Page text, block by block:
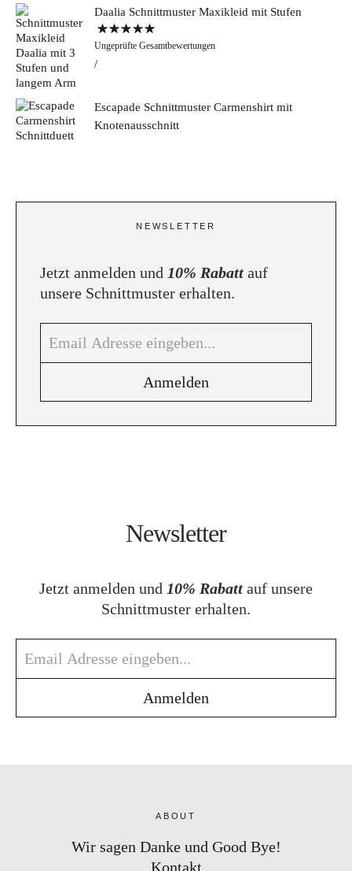
Daalia Schnittmuster Maxikleid mit Stufen
5.00von 5
Ungeprüfte Gesamtbewertungen
Escapade Schnittmuster Carmenshirt mit
Knotenausschnitt
NEWSLETTER
Jetzt anmelden und 10% Rabatt auf
unsere Schnittmuster erhalten.
Newsletter
Jetzt anmelden und 10% Rabatt auf unsere
Schnittmuster erhalten.
ABOUT
Wir sagen Danke und Good Bye!
Kontakt